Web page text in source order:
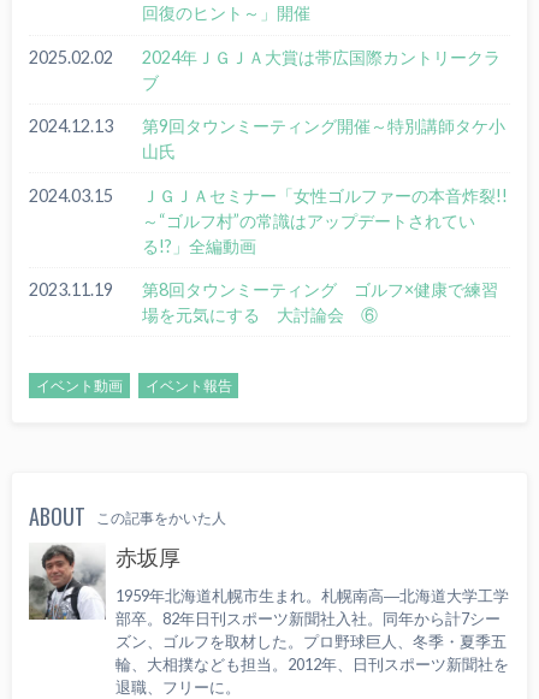
回復のヒント～」開催
2025.02.02
2024年ＪＧＪＡ大賞は帯広国際カントリークラ
ブ
2024.12.13
第9回タウンミーティング開催～特別講師タケ小
山氏
2024.03.15
ＪＧＪＡセミナー「女性ゴルファーの本音炸裂!!
～“ゴルフ村”の常識はアップデートされてい
る!?」全編動画
2023.11.19
第8回タウンミーティング ゴルフ×健康で練習
場を元気にする 大討論会 ⑥
イベント動画 イベント報告
ABOUT この記事をかいた人
赤坂厚
1959年北海道札幌市生まれ。札幌南高―北海道大学工学
部卒。82年日刊スポーツ新聞社入社。同年から計7シー
ズン、ゴルフを取材した。プロ野球巨人、冬季・夏季五
輪、大相撲なども担当。2012年、日刊スポーツ新聞社を
退職、フリーに。